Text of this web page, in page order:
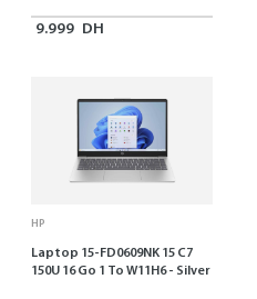
9.999 DH
HP
Laptop 15-FD0609NK 15 C7
150U 16 Go 1 To W11H6 - Silver